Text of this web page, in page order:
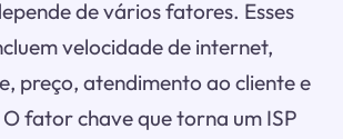
de vários fatores. Esses
velocidade de internet,
preço, atendimento ao cliente e
fator chave que torna um ISP